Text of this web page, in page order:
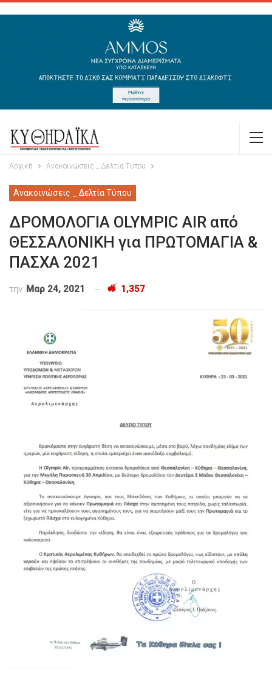
Αρχική Ανακοινώσεις _ Δελτία Τύπου
Ανακοινώσεις _ Δελτία Τύπου
ΔΡΟΜΟΛΟΓΙΑ OLYMPIC AIR από
ΘΕΣΣΑΛΟΝΙΚΗ για ΠΡΩΤΟΜΑΓΙΑ &
ΠΑΣΧΑ 2021
την Μαρ 24, 2021 1,357